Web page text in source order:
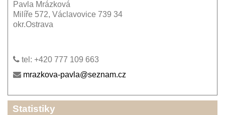
Pavla Mrázková
Milíře 572, Václavovice 739 34
okr.Ostrava
tel: +420 777 109 663
mrazkova-pavla@seznam.cz
Statistiky